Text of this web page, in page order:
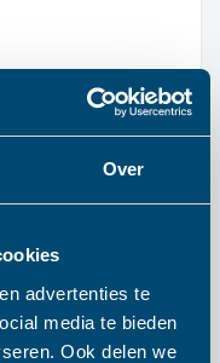
Over
advertenties te
media te bieden
Ook delen we
Op